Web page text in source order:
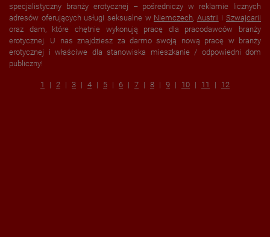
specjalistyczny branży erotycznej – pośredniczy w reklamie licznych
adresów oferujących usługi seksualne w Niemczech Austrii i Szwajcarii
oraz dam, które chętnie wykonują pracę dla pracodawców branży
erotycznej. U nas znajdziesz za darmo swoją nową pracę w branży
erotycznej i właściwe dla stanowiska mieszkanie / odpowiedni dom
publiczny!
1 2 3 4 5 6 7 8 9 10 11 12